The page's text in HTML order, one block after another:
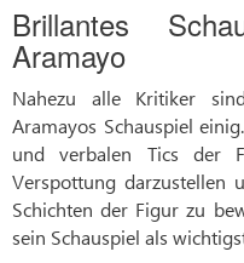
Brillantes
Aramayo
Nahezu alle Kritiker
Aramayos Schauspiel
und verbalen Tics der
Verspottung darzustellen
Schichten der Figur zu
sein Schauspiel als